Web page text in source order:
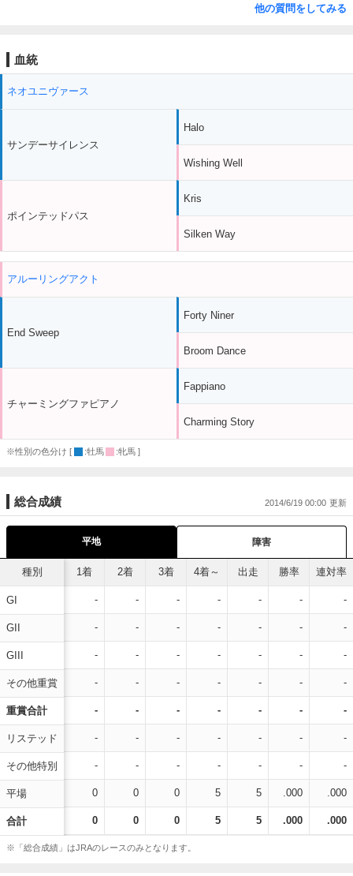
他の質問をしてみる
血統
ネオユニヴァース
サンデーサイレンス
ポインテッドパス
Halo
Wishing Well
Kris
Silken Way
アルーリングアクト
End Sweep
チャーミングファピアノ
Forty Niner
Broom Dance
Fappiano
Charming Story
※性別の色分け [ :牡馬 :牝馬 ]
総合成績 2014/6/19 00:00
平地 障害
種別
GI
GII
GIII
その他重賞
重賞合計
リステッド
その他特別
平場
合計
1着 2着 3着 4着～ 出走 勝率 連対率
- - - - - - -
- - - - - - -
- - - - - - -
- - - - - - -
- - - - - - -
- - - - - - -
- - - - - - -
0 0 0 5 5 .000 .000
0 0 0 5 5 .000 .000
※「総合成績」はJRAのレースのみとなります。